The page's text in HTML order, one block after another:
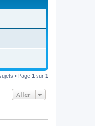
• Page 1 sur 1
Aller